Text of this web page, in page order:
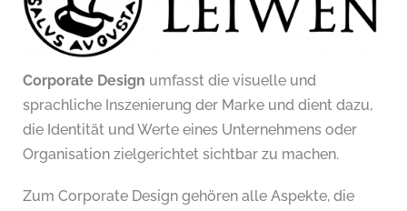
Corporate Design umfasst die visuelle und
sprachliche Inszenierung der Marke und dient dazu,
die Identität und Werte eines Unternehmens oder
Organisation zielgerichtet sichtbar zu machen.
Zum Corporate Design gehören alle Aspekte, die